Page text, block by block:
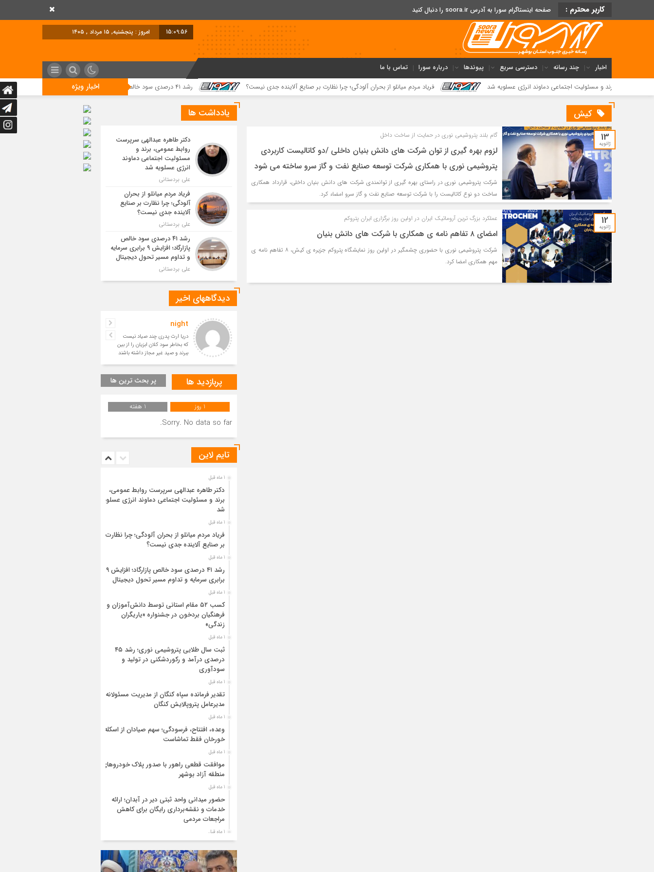
کاربر محترم : صفحه اینستاگرام سورا به آدرس soora.ir را دنبال کنید
15:09:57 امروز : پنجشنبه, ۱۵ مرداد , ۱۴۰۵
اخبار چند رسانه دسترسی سریع پیوندها درباره سورا تماس با ما
اخبار ویژه و مسئولیت اجتماعی دماوند انرژی عسلویه شد فریاد مردم میانلو از بحران آلودگی؛ چرا نظارت بر صنایع آلاینده جدی نیست؟ رشد ۴۱ درصدی سود خالص پازارگاد؛ افزایش ۹ برابری سرمایه و تداوم مسیر تحول دیجیتال
کیش
13
ژانویه
گام بلند پتروشیمی نوری در حمایت از ساخت داخل
لزوم بهره گیری از توان شرکت های دانش بنیان داخلی /دو کاتالیست کاربردی
پتروشیمی نوری با همکاری شرکت توسعه صنایع نفت و گاز سرو ساخته می شود
شرکت پتروشیمی نوری در راستای بهره گیری از توانمندی شرکت های دانش بنیان داخلی، قرارداد همکاری
ساخت دو نوع کاتالیست را با شرکت توسعه صنایع نفت و گاز سرو امضاء کرد.
12
ژانویه
عملکرد بزرگ ترین آروماتیک ایران در اولین روز برگزاری ایران پتروکم
امضای ۸ تفاهم نامه ی همکاری با شرکت های دانش بنیان
شرکت پتروشیمی نوری با حضوری چشمگیر در اولین روز نمایشگاه پتروکم جزیره ی کیش، ۸ تفاهم نامه ی
مهم همکاری امضا کرد.
یادداشت ها
دکتر طاهره عبدالهی سرپرست
روابط عمومی، برند و
مسئولیت اجتماعی دماوند
انرژی عسلویه شد
علی بردستانی
فریاد مردم میانلو از بحران
آلودگی؛ چرا نظارت بر صنایع
آلاینده جدی نیست؟
علی بردستانی
رشد ۴۱ درصدی سود خالص
پازارگاد؛ افزایش ۹ برابری سرمایه
و تداوم مسیر تحول دیجیتال
علی بردستانی
دیدگاههای اخیر
night
دریا ارث پدری چند صیاد نیست
که بخاطر سود کلان ابزیان را از بین
ببرند و صید غیر مجاز داشته باشند
پربازدید ها پر بحث ترین ها
1 روز 1 هفته
Sorry. No data so far.
تایم لاین
1 ماه قبل
دکتر طاهره عبدالهی سرپرست روابط عمومی،
برند و مسئولیت اجتماعی دماوند انرژی عسلویه
شد
1 ماه قبل
فریاد مردم میانلو از بحران آلودگی؛ چرا نظارت
بر صنایع آلاینده جدی نیست؟
1 ماه قبل
رشد ۴۱ درصدی سود خالص پازارگاد؛ افزایش ۹
برابری سرمایه و تداوم مسیر تحول دیجیتال
1 ماه قبل
کسب ۵۲ مقام استانی توسط دانش‌آموزان و
فرهنگیان بردخون در جشنواره «یاریگران
زندگی»
1 ماه قبل
ثبت سال طلایی پتروشیمی نوری؛ رشد ۴۵
درصدی درآمد و رکوردشکنی در تولید و
سودآوری
1 ماه قبل
تقدیر فرمانده سپاه کنگان از مدیریت مسئولانه
مدیرعامل پتروپالایش کنگان
1 ماه قبل
وعده، افتتاح، فرسودگی؛ سهم صیادان از اسکله
خورخان فقط تماشاست
1 ماه قبل
موافقت قطعی راهور با صدور پلاک خودروهای
منطقه آزاد بوشهر
1 ماه قبل
حضور میدانی واحد ثبتی دیر در آبدان؛ ارائه
خدمات و نقشه‌برداری رایگان برای کاهش
مراجعات مردمی
1 ماه قبل
بوشهر منصوب شد
1 ماه قبل